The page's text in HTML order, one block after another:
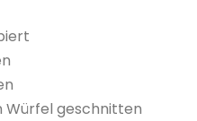
Würfel geschnitten